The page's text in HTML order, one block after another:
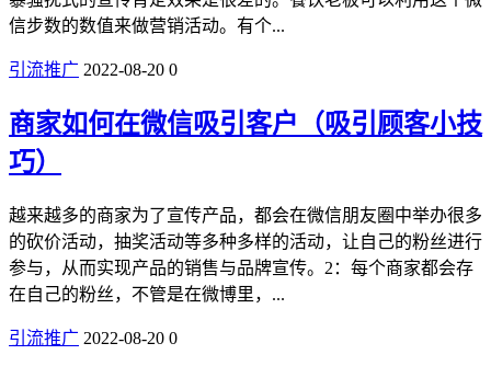
信步数的数值来做营销活动。有个...
引流推广 2022-08-20 0
商家如何在微信吸引客户（吸引顾客小技
巧）
越来越多的商家为了宣传产品，都会在微信朋友圈中举办很多
的砍价活动，抽奖活动等多种多样的活动，让自己的粉丝进行
参与，从而实现产品的销售与品牌宣传。2：每个商家都会存
在自己的粉丝，不管是在微博里，...
引流推广 2022-08-20 0